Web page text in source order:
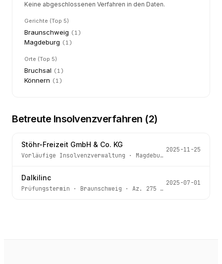
Keine abgeschlossenen Verfahren in den Daten.
Gerichte (Top 5)
Braunschweig (1)
Magdeburg (1)
Orte (Top 5)
Bruchsal (1)
Könnern (1)
Betreute Insolvenzverfahren (2)
Stöhr-Freizeit GmbH & Co. KG
Vorläufige Insolvenzverwaltung · Magdeburg
2025-11-25
Dalkilinc
Prüfungstermin · Braunschweig · Az. 275 IN 365/24 a
2025-07-01